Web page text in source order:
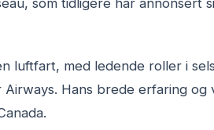
som tidligere har annonsert
luftfart, med ledende roller i
Airways. Hans brede erfaring og